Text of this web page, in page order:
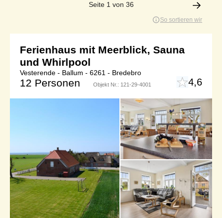
Seite 1 von 36
So sortieren wir
Ferienhaus mit Meerblick, Sauna
und Whirlpool
Vesterende - Ballum - 6261 - Bredebro
12 Personen Objekt Nr.: 121-29-4001 4,6